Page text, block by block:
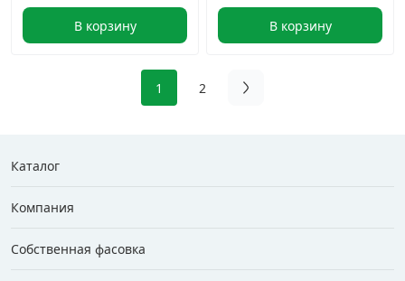
В корзину В корзину
1 2
Каталог
Компания
Собственная фасовка